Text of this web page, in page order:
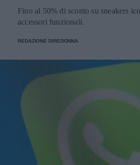
Fino al 50% di sconto su sneakers
accessori funzionali.
REDAZIONE DIREDONNA